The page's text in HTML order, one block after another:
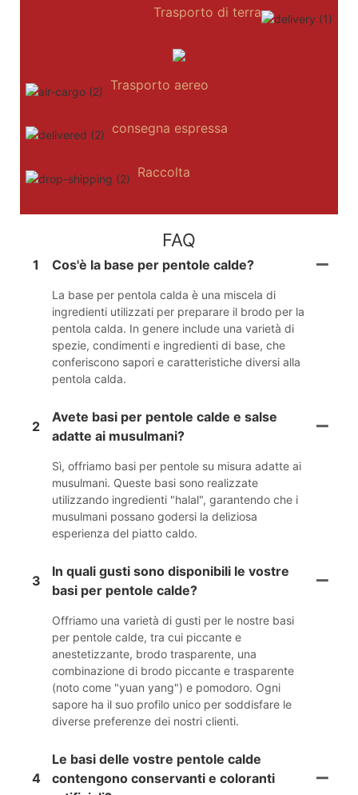
Trasporto di terra
Trasporto aereo
consegna espressa
Raccolta
FAQ
1 Cos'è la base per pentole calde?
La base per pentola calda è una miscela di
ingredienti utilizzati per preparare il brodo per la
pentola calda. In genere include una varietà di
spezie, condimenti e ingredienti di base, che
conferiscono sapori e caratteristiche diversi alla
pentola calda.
2
Avete basi per pentole calde e salse
adatte ai musulmani?
Sì, offriamo basi per pentole su misura adatte ai
musulmani. Queste basi sono realizzate
utilizzando ingredienti "halal", garantendo che i
musulmani possano godersi la deliziosa
esperienza del piatto caldo.
3
In quali gusti sono disponibili le vostre
basi per pentole calde?
Offriamo una varietà di gusti per le nostre basi
per pentole calde, tra cui piccante e
anestetizzante, brodo trasparente, una
combinazione di brodo piccante e trasparente
(noto come "yuan yang") e pomodoro. Ogni
sapore ha il suo profilo unico per soddisfare le
diverse preferenze dei nostri clienti.
4
Le basi delle vostre pentole calde
contengono conservanti e coloranti